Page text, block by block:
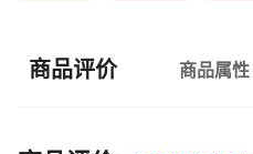
商品评价 商品属性